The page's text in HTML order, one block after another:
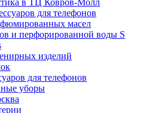
в ТЦ Ковров-Молл
для телефонов
масел
и перфорированной воды S
изделий
для телефонов
уборы